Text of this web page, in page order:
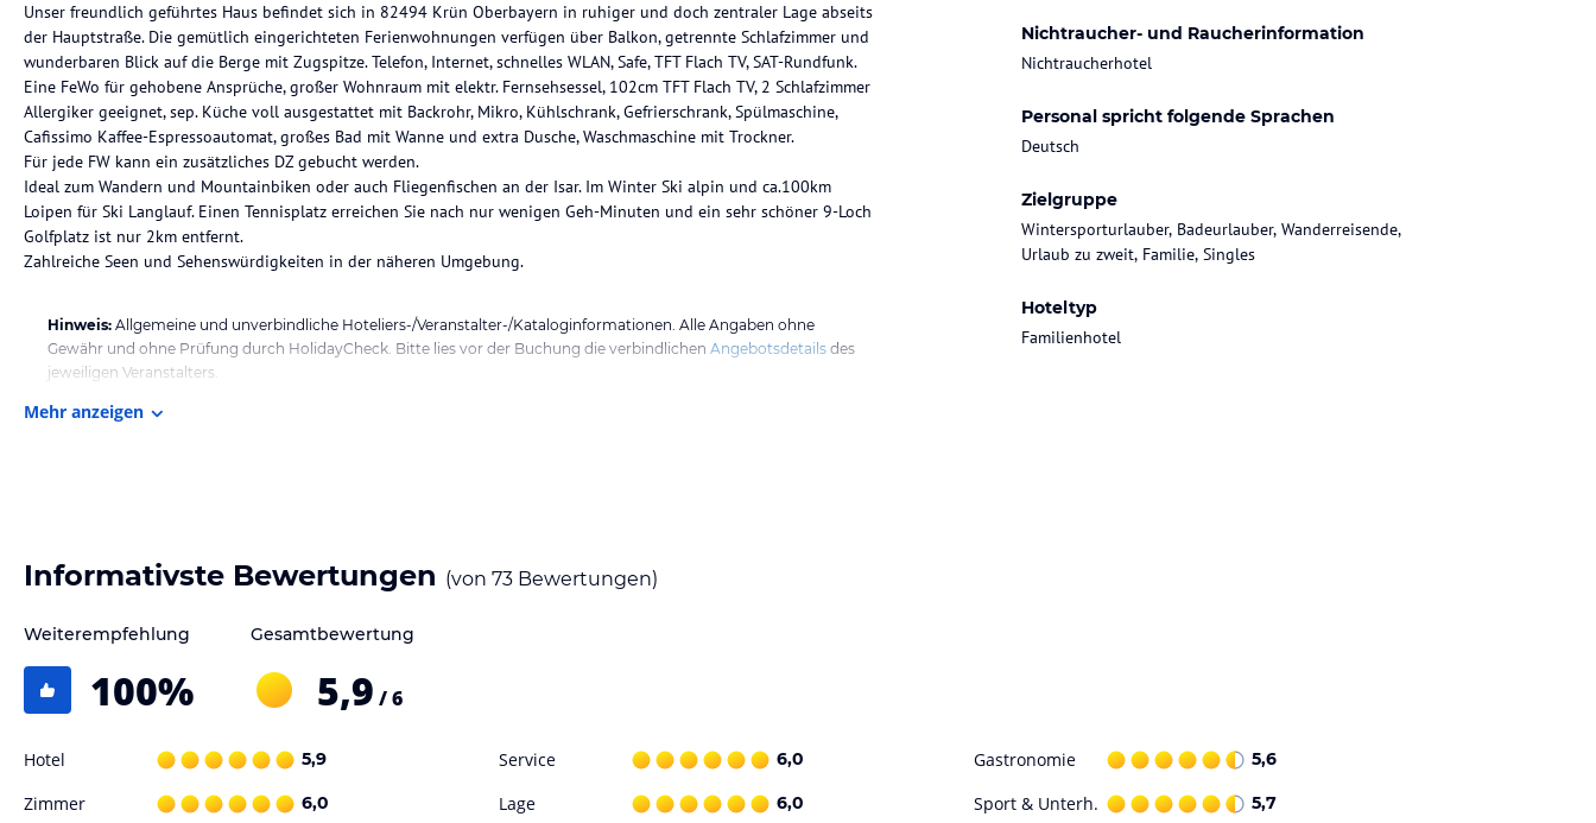
Nichtraucher- und Raucherinformation
Nichtraucherhotel
Personal spricht folgende Sprachen
Deutsch
Zielgruppe
Wintersporturlauber, Badeurlauber, Wanderreisende,
Urlaub zu zweit, Familie, Singles
Hoteltyp
Familienhotel
Unser freundlich geführtes Haus befindet sich in 82494 Krün Oberbayern in ruhiger und doch zentraler Lage abseits
der Hauptstraße. Die gemütlich eingerichteten Ferienwohnungen verfügen über Balkon, getrennte Schlafzimmer und
wunderbaren Blick auf die Berge mit Zugspitze. Telefon, Internet, schnelles WLAN, Safe, TFT Flach TV, SAT-Rundfunk.
Eine FeWo für gehobene Ansprüche, großer Wohnraum mit elektr. Fernsehsessel, 102cm TFT Flach TV, 2 Schlafzimmer
Allergiker geeignet, sep. Küche voll ausgestattet mit Backrohr, Mikro, Kühlschrank, Gefrierschrank, Spülmaschine,
Cafissimo Kaffee-Espressoautomat, großes Bad mit Wanne und extra Dusche, Waschmaschine mit Trockner.
Für jede FW kann ein zusätzliches DZ gebucht werden.
Ideal zum Wandern und Mountainbiken oder auch Fliegenfischen an der Isar. Im Winter Ski alpin und ca.100km
Loipen für Ski Langlauf. Einen Tennisplatz erreichen Sie nach nur wenigen Geh-Minuten und ein sehr schöner 9-Loch
Golfplatz ist nur 2km entfernt.
Zahlreiche Seen und Sehenswürdigkeiten in der näheren Umgebung.
Hinweis: Allgemeine und unverbindliche Hoteliers-/Veranstalter-/Kataloginformationen. Alle Angaben ohne
Gewähr und ohne Prüfung durch HolidayCheck. Bitte lies vor der Buchung die verbindlichen Angebotsdetails des
jeweiligen Veranstalters.
Mehr anzeigen
Informativste Bewertungen (von 73 Bewertungen)
Weiterempfehlung
100%
Gesamtbewertung
5,9 / 6
Hotel 5,9 Service 6,0 Gastronomie 5,6
Zimmer 6,0 Lage 6,0 Sport & Unterh. 5,7